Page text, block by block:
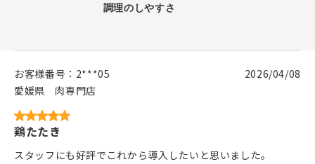
お客様番号： 2***05
愛媛県
肉専門店
2026/04/08
鶏たたき
スタッフにも好評でこれから導入したいと思いました。